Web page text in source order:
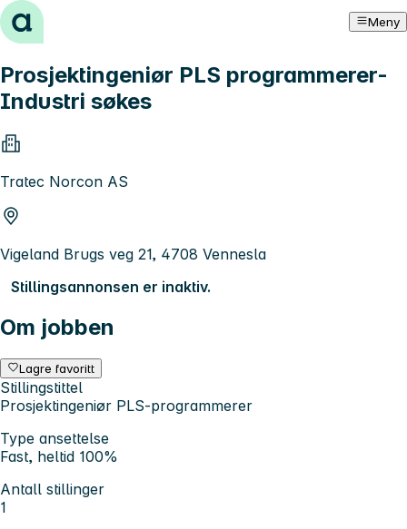
Hopp til innhold Meny
Prosjektingeniør PLS programmerer-
Industri søkes
Tratec Norcon AS
Vigeland Brugs veg 21, 4708 Vennesla
Stillingsannonsen er inaktiv.
Om jobben
Lagre favoritt
Stillingstittel
Prosjektingeniør PLS-programmerer
Type ansettelse
Fast, heltid 100%
Antall stillinger
1